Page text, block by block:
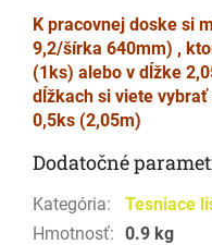
K pracovnej doske si
9,2/šírka 640mm) ,
(1ks) alebo v dĺžke
dĺžkach si viete
0,5ks (2,05m)
Dodatočné
Kategória:
Tesniace
Hmotnosť: 0.9 kg